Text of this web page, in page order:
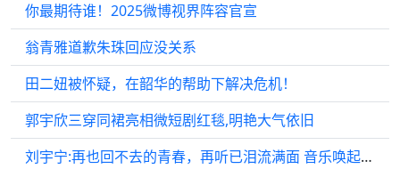
你最期待谁！2025微博视界阵容官宣
翁青雅道歉朱珠回应没关系
田二妞被怀疑，在韶华的帮助下解决危机！
郭宇欣三穿同裙亮相微短剧红毯,明艳大气依旧
刘宇宁:再也回不去的青春，再听已泪流满面 音乐唤起青春共鸣